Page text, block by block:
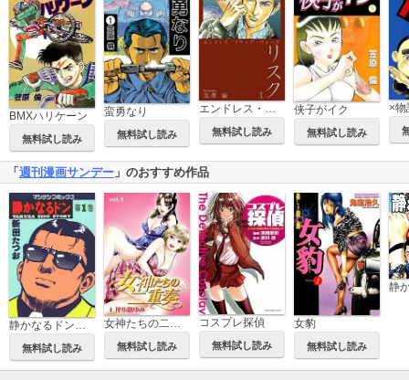
BMXハリケーン
無料試し読み
蛮勇なり
無料試し読み 無料試し読み
侠子がイク
無料試し読み
×物
「週刊漫画サンデー 」のおすすめ作品
無料試し読み
女神たちの二重奏
無料試し読み
コスプレ探偵
無料試し読み
女豹
無料試し読み